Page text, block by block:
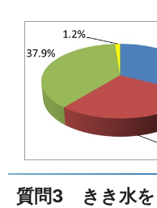
質問3 きき水を